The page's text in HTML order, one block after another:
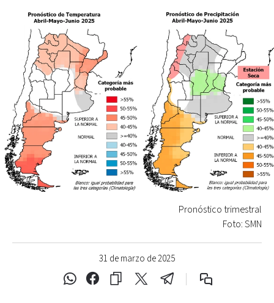
31 de marzo de 2025
Pronóstico trimestral
Foto: SMN